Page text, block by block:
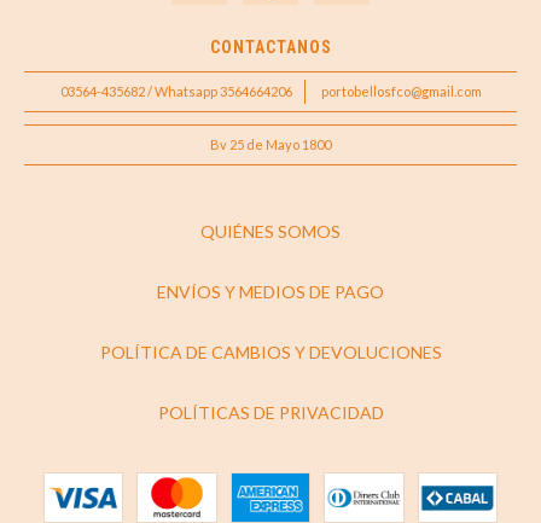
CONTACTANOS
03564-435682 / Whatsapp 3564664206 portobellosfco@gmail.com
Bv 25 de Mayo 1800
QUIÉNES SOMOS
ENVÍOS Y MEDIOS DE PAGO
POLÍTICA DE CAMBIOS Y DEVOLUCIONES
POLÍTICAS DE PRIVACIDAD